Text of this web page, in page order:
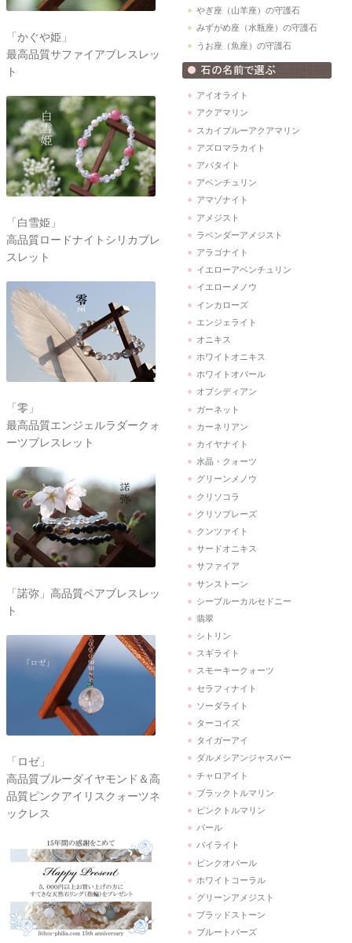
「かぐや姫」
最高品質サファイアブレスレッ
ト
「白雪姫」
高品質ロードナイトシリカブレ
スレット
「零」
最高品質エンジェルラダークォ
ーツブレスレット
「諾弥」高品質ペアブレスレッ
ト
「ロゼ」
高品質ブルーダイヤモンド＆高
品質ピンクアイリスクォーツネ
ックレス
やぎ座（山羊座）の守護石
みずがめ座（水瓶座）の守護石
うお座（魚座）の守護石
アイオライト
アクアマリン
スカイブルーアクアマリン
アズロマラカイト
アパタイト
アベンチュリン
アマゾナイト
アメジスト
ラベンダーアメジスト
アラゴナイト
イエローアベンチュリン
イエローメノウ
インカローズ
エンジェライト
オニキス
ホワイトオニキス
ホワイトオパール
オブシディアン
ガーネット
カーネリアン
カイヤナイト
水晶・クォーツ
グリーンメノウ
クリソコラ
クリソプレーズ
クンツァイト
サードオニキス
サファイア
サンストーン
シーブルーカルセドニー
翡翠
シトリン
スギライト
スモーキークォーツ
セラフィナイト
ソーダライト
ターコイズ
タイガーアイ
ダルメシアンジャスパー
チャロアイト
ブラックトルマリン
ピンクトルマリン
パール
パイライト
ピンクオパール
ホワイトコーラル
グリーンアメジスト
ブラッドストーン
ブルートパーズ